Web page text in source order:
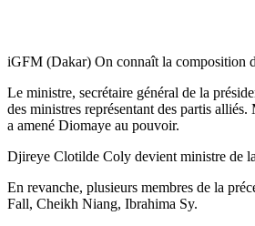
iGFM (Dakar) On connaît la composition
Le ministre, secrétaire général de la
des ministres représentant des partis
a amené Diomaye au pouvoir.
Djireye Clotilde Coly devient ministre de
En revanche, plusieurs membres de la
Fall, Cheikh Niang, Ibrahima Sy.